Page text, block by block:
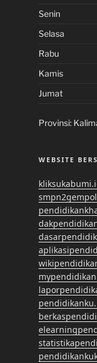
Senin
Selasa
Rabu
Kamis
Jumat
Provinsi:
WEBSITE